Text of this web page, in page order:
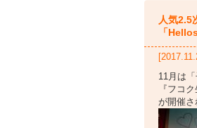
人気2.5
「
11月は
『フコ
が開催さ